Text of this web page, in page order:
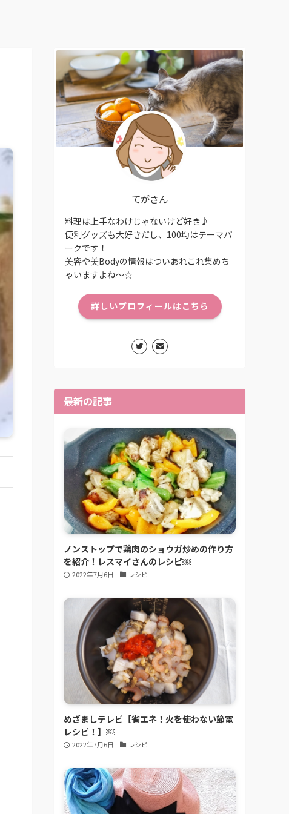
てがさん
料理は上手なわけじゃないけど好き♪
便利グッズも大好きだし、100均はテーマパ
ークです！
美容や美Bodyの情報はついあれこれ集めち
ゃいますよね〜☆
詳しいプロフィールはこちら
最新の記事
ノンストップで鶏肉のショウガ炒めの作り方
を紹介！レスマイさんのレシピ￼
2022年7月6日 レシピ
めざましテレビ【省エネ！火を使わない節電
レシピ！】￼
2022年7月6日 レシピ